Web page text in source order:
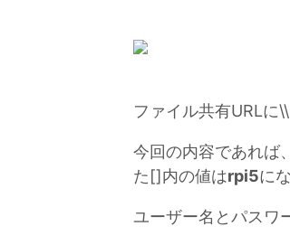
ファイル共有URLに
今回の内容であれば
た[]内の値はrpi5に
ユーザー名とパスワ